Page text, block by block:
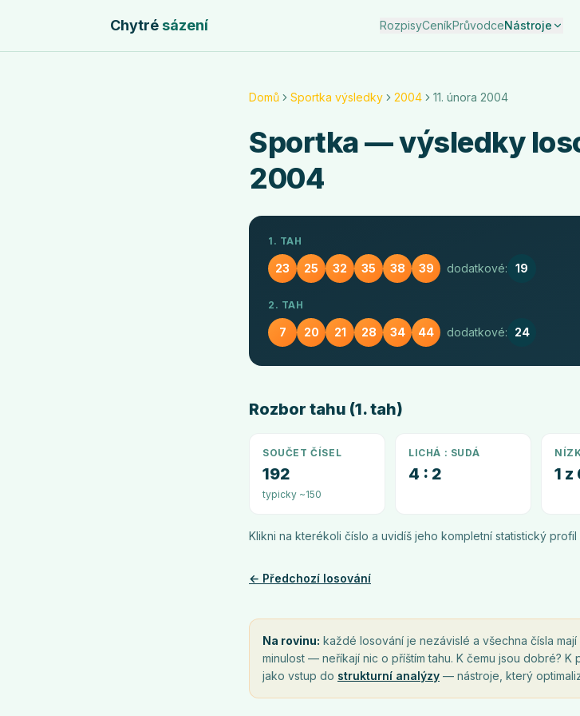
Chytrésázení RozpisyCeníkPrůvodceNástroje
Domů Sportka výsledky 2004 11. února 2004
Sportka— výsledky
2004
1. TAH
23 25 32 35 38 39 dodatkové: 19
2. TAH
7 20 21 28 34 44 dodatkové: 24
Rozbor tahu (1. tah)
SOUČET ČÍSEL
192
typicky ~150
LICHÁ : SUDÁ
4 : 2 1 z
Klikni na kterékoli číslo a uvidíš jeho kompletní statistický
← Předchozí losování
Na rovinu: každé losování je nezávislé a všechna čísla
minulost — neříkají nic o příštím tahu. K čemu jsou dobré?
jako vstup do strukturní analýzy — nástroje, který